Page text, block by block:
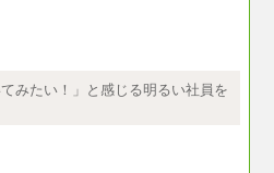
ることがあります
ト職
みたい！」と感じる明るい社員を